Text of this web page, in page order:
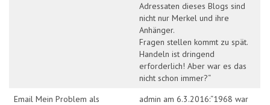
Adressaten dieses Blogs sind
nicht nur Merkel und ihre
Anhänger.
Fragen stellen kommt zu spät.
Handeln ist dringend
erforderlich! Aber war es das
nicht schon immer?“
Email Mein Problem als
admin am 6.3.2016:“1968 war